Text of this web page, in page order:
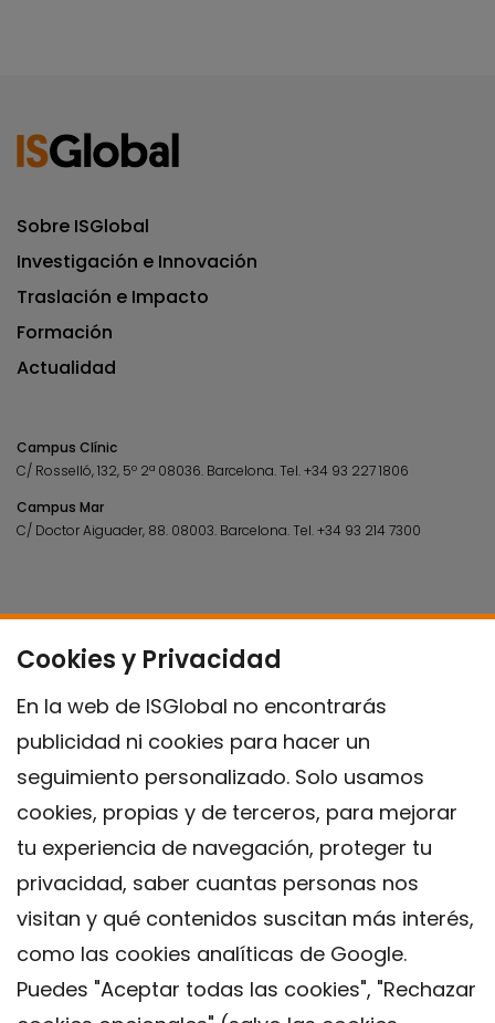
Cookies y Privacidad
En la web de ISGlobal no encontrarás
publicidad ni cookies para hacer un
seguimiento personalizado. Solo usamos
cookies, propias y de terceros, para mejorar
tu experiencia de navegación, proteger tu
privacidad, saber cuantas personas nos
visitan y qué contenidos suscitan más interés,
como las cookies analíticas de Google.
Puedes "Aceptar todas las cookies", "Rechazar
Sobre ISGlobal
Investigación e Innovación
Traslación e Impacto
Formación
Actualidad
Campus Clínic
C/ Rosselló, 132, 5º 2ª 08036. Barcelona.Tel.+34 93 227 1806
Campus Mar
C/ Doctor Aiguader, 88. 08003. Barcelona.Tel.+34 93 214 7300